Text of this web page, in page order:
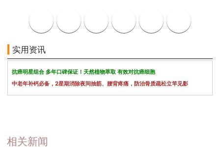
实用资讯
抗癌明星组合 多年口碑保证！天然植物萃取 有效对抗癌细胞
中老年补钙必备，2星期消除夜间抽筋、腰背疼痛，防治骨质疏松立竿见影
相关新闻